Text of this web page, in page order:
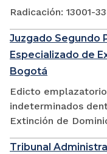
Radicación: 13001-
Juzgado Segundo
Especializado de
Bogotá
Edicto
indeterminados
Extinción de
Tribunal